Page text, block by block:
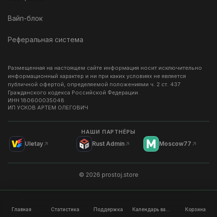
Вайп-блок
Реферальная система
Размещенная на настоящем сайте информация носит исключительно
информационный характер и ни при каких условиях не является
публичной офертой, определяемой положениями ч. 2 ст. 437
Гражданского кодекса Российской Федерации.
ИНН 180600035048
ИП УСКОВ АРТЕМ ОЛЕГОВИЧ
НАШИ ПАРТНЁРЫ
Uletay Rust Admin Moscow77
© 2026 prostoj.store
Главная Статистика Поддержка Корзина